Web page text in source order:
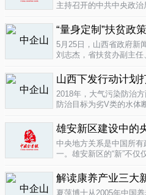
主持召开的中共中央政
见》。...
5月25日，山西省政府新
刘志杰，省扶贫办副主
问。据了解...
2018年，大气污染防治
防治目标为劣V类的水体
记者从山...
雄安新区建设中的
中央地方关系是中国所
一。雄安新区的“新”不仅
解读康养产业三大
夏萍博士从2005年中国